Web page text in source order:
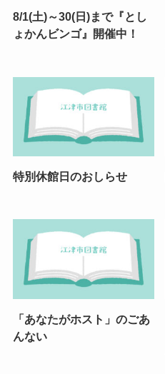
8/1(土)～30(日)まで『とし
ょかんビンゴ』開催中！
特別休館日のおしらせ
「あなたがホスト」のごあ
んない